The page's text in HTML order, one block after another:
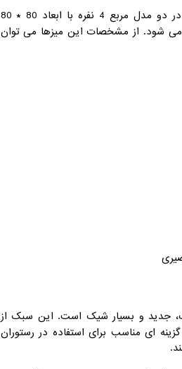
ناصر در دو مدل مربع 4 نفره با ابعاد 80 * 80
با ابعاد 80 * 120 سانتیمتر تولید می شود. از مشخصات این میزها می توان
جدید و بسیار شیک است. این سبک از
ای مناسب برای استفاده در رستوران